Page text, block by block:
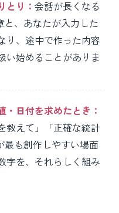
とり： 会話が長くなる
と、あなたが入力した
り、途中で作った内容
い始めることがありま
・日付を求めたとき：
教えて」「正確な統計
最も創作しやすい場面
字を、それらしく組み